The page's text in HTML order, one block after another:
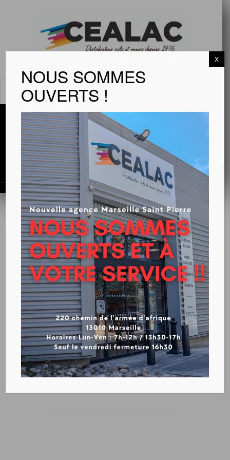
MENU
Théard
Télécharger le catalogue
NOUS SOMMES
OUVERTS !
X